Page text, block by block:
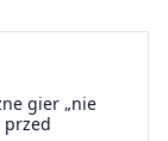
gier „nie
przed